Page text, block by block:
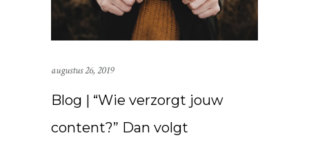
augustus 26, 2019
Blog | “Wie verzorgt jouw
content?” Dan volgt